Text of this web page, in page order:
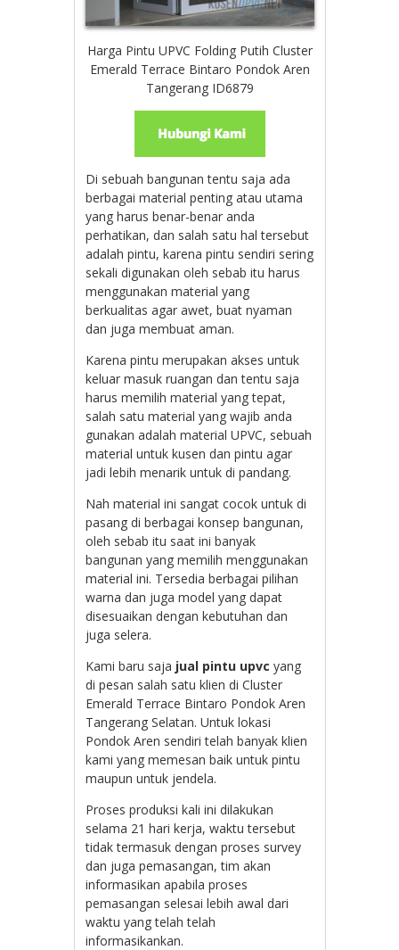
Harga Pintu UPVC Folding Putih Cluster
Emerald Terrace Bintaro Pondok Aren
Tangerang ID6879
Di sebuah bangunan tentu saja ada
berbagai material penting atau utama
yang harus benar-benar anda
perhatikan, dan salah satu hal tersebut
adalah pintu, karena pintu sendiri sering
sekali digunakan oleh sebab itu harus
menggunakan material yang
berkualitas agar awet, buat nyaman
dan juga membuat aman.
Karena pintu merupakan akses untuk
keluar masuk ruangan dan tentu saja
harus memilih material yang tepat,
salah satu material yang wajib anda
gunakan adalah material UPVC, sebuah
material untuk kusen dan pintu agar
jadi lebih menarik untuk di pandang.
Nah material ini sangat cocok untuk di
pasang di berbagai konsep bangunan,
oleh sebab itu saat ini banyak
bangunan yang memilih menggunakan
material ini. Tersedia berbagai pilihan
warna dan juga model yang dapat
disesuaikan dengan kebutuhan dan
juga selera.
Kami baru saja jual pintu upvc yang
di pesan salah satu klien di Cluster
Emerald Terrace Bintaro Pondok Aren
Tangerang Selatan. Untuk lokasi
Pondok Aren sendiri telah banyak klien
kami yang memesan baik untuk pintu
maupun untuk jendela.
Proses produksi kali ini dilakukan
selama 21 hari kerja, waktu tersebut
tidak termasuk dengan proses survey
dan juga pemasangan, tim akan
informasikan apabila proses
pemasangan selesai lebih awal dari
waktu yang telah telah
informasikankan.